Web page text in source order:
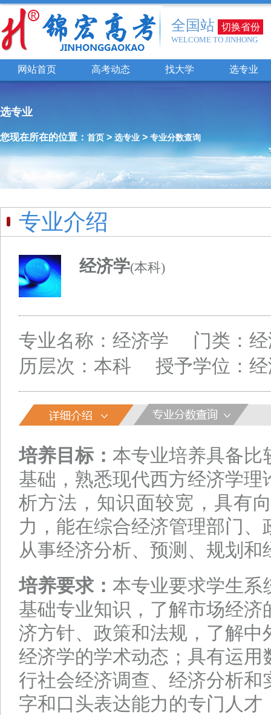
全国站 切换省份
WELCOME TO JINHONG
网站首页 高考动态 找大学 选专业
选专业
您现在所在的位置： 首页 > 选专业 > 专业分数查询
专业介绍
经济学(本科)
专业名称：经济学
门类：
历层次：本科
授予学位：
培养目标：本专业培养具备比
基础，熟悉现代西方经济学
析方法，知识面较宽，具有
力，能在综合经济管理部门
从事经济分析、预测、规划
培养要求：本专业要求学生系
基础专业知识，了解市场经
济方针、政策和法规，了解
经济学的学术动态；具有运
行社会经济调查、经济分析
字和口头表达能力的专门人